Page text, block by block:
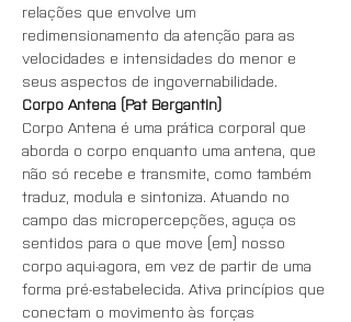
relações que envolve um
redimensionamento da atenção para as
velocidades e intensidades do menor e
seus aspectos de ingovernabilidade.
Corpo Antena (Pat Bergantin)
Corpo Antena é uma prática corporal que
aborda o corpo enquanto uma antena, que
não só recebe e transmite, como também
traduz, modula e sintoniza. Atuando no
campo das micropercepções, aguça os
sentidos para o que move (em) nosso
corpo aqui-agora, em vez de partir de uma
forma pré-estabelecida. Ativa princípios que
conectam o movimento às forças